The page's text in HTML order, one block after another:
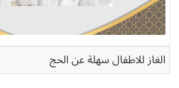
الغاز للاطفال سهلة عن الحج